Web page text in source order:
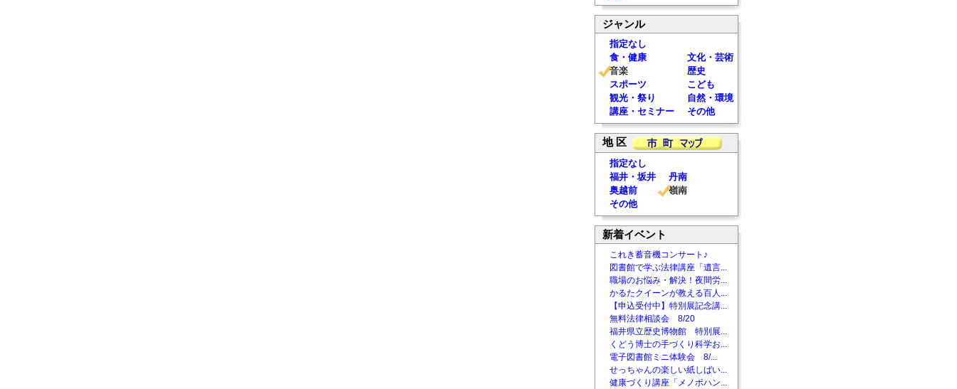
ジャンル
指定なし
食・健康
文化・芸術
音楽
歴史
スポーツ
こども
観光・祭り
自然・環境
講座・セミナー
その他
地 区
指定なし
福井・坂井
丹南
奥越前
嶺南
その他
新着イベント
これき蓄音機コンサート♪
図書館で学ぶ法律講座「遺言...
職場のお悩み・解決！夜間労...
かるたクイーンが教える百人...
【申込受付中】特別展記念講...
無料法律相談会 8/20
福井県立歴史博物館 特別展...
くどう博士の手づくり科学お...
電子図書館ミニ体験会 8/...
せっちゃんの楽しい紙しばい...
健康づくり講座「メノポハン...